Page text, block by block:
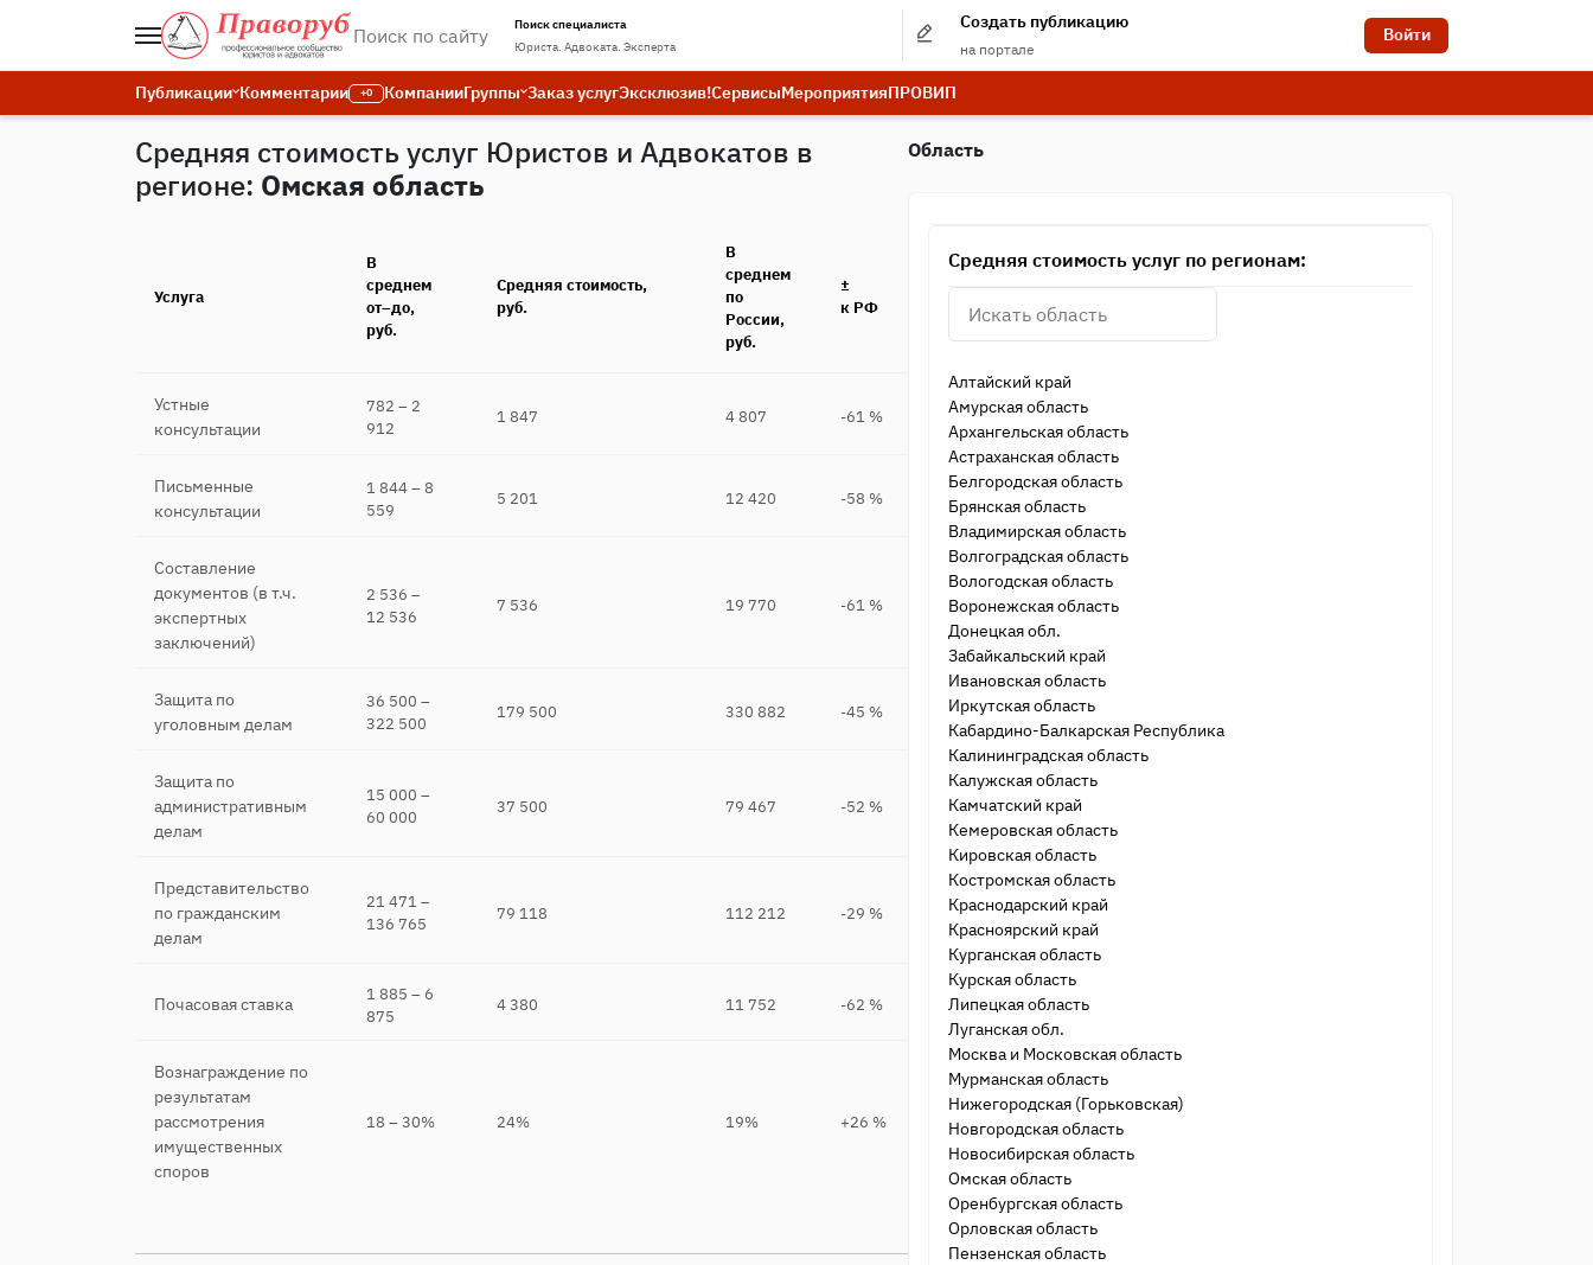
Поиск специалиста
Юриста. Адвоката. Эксперта
Создать публикацию
на портале
Войти
Публикации Комментарии +0 КомпанииГруппы Заказ услугЭксклюзив!СервисыМероприятияПРОВИП
Средняя стоимость услуг Юристов и Адвокатов в
регионе: Омская область
Услуга
В
среднем
от–до,
руб.
Средняя стоимость,
руб.
В
среднем
по
России,
руб.
±
к РФ
Устные
консультации
782 – 2
912
1 847 4 807 -61 %
Письменные
консультации
1 844 – 8
559
5 201 12 420 -58 %
Составление
документов (в т.ч.
экспертных
заключений)
2 536 –
12 536
7 536 19 770 -61 %
Защита по
уголовным делам
36 500 –
322 500
179 500 330 882 -45 %
Защита по
административным
делам
15 000 –
60 000
37 500 79 467 -52 %
Представительство
по гражданским
делам
21 471 –
136 765
79 118 112 212 -29 %
Почасовая ставка
1 885 – 6
875
4 380 11 752 -62 %
Вознаграждение по
результатам
рассмотрения
имущественных
споров
18 – 30% 24% 19% +26 %
Область
Средняя стоимость услуг по регионам:
Алтайский край
Амурская область
Архангельская область
Астраханская область
Белгородская область
Брянская область
Владимирская область
Волгоградская область
Вологодская область
Воронежская область
Донецкая обл.
Забайкальский край
Ивановская область
Иркутская область
Кабардино-Балкарская Республика
Калининградская область
Калужская область
Камчатский край
Кемеровская область
Кировская область
Костромская область
Краснодарский край
Красноярский край
Курганская область
Курская область
Липецкая область
Луганская обл.
Москва и Московская область
Мурманская область
Нижегородская (Горьковская)
Новгородская область
Новосибирская область
Омская область
Оренбургская область
Орловская область
Пензенская область